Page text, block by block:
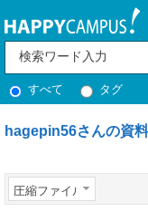
すべて タグ
hagepin56さんの資料
圧縮ファイル